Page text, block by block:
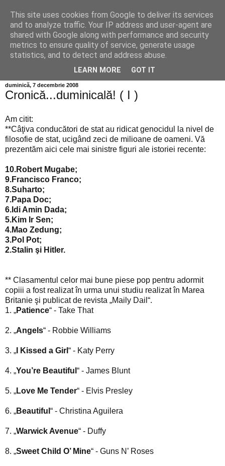
Info MILEANCA
BINE AȚI VENIT! *Jurnal online de informație și opinie;
Vineri 07 August, 2026
duminică, 7 decembrie 2008
Cronică...duminicală! ( I )
Am citit:
**Câţiva conducători de stat au ridicat genocidul la nivel de
filosofie de stat, ucigând zeci de milioane de oameni. Vă
prezentăm aici cele mai sinistre figuri ale istoriei recente:
10.Robert Mugabe;
9.Francisco Franco;
8.Suharto;
7.Papa Doc;
6.Idi Amin Dada;
5.Kim Ir Sen;
4.Mao Zedung;
3.Pol Pot;
2.Stalin şi Hitler.
** Clasamentul celor mai bune piese pop pentru adormit
copiii a fost realizat în urma unui studiu realizat în Marea
Britanie şi publicat de revista „Maily Dail“.
1. „Patience“ - Take That
2. „Angels“ - Robbie Williams
3. „ I Kissed a Girl “ - Katy Perry
4. „You’re Beautiful “ - James Blunt
5. „Love Me Tender“ - Elvis Presley
6. „Beautiful “ - Christina Aguilera
7. „Warwick Avenue“ - Duffy
8. „Sweet Child O’ Mine“ - Guns N’ Roses
This site uses cookies from Google to deliver its services
and to analyze traffic. Your IP address and user-agent are
shared with Google along with performance and security
metrics to ensure quality of service, generate usage
statistics, and to detect and address abuse.
LEARN MORE GOT IT